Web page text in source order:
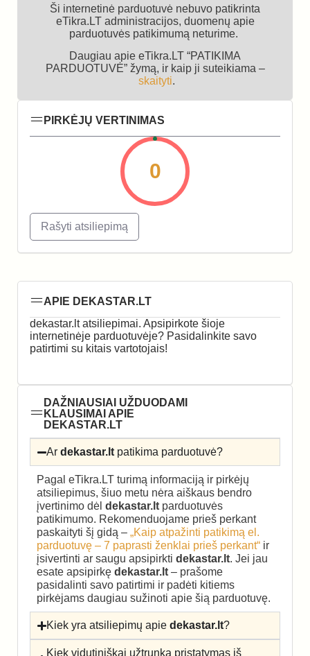
Ši internetinė parduotuvė nebuvo patikrinta
eTikra.LT administracijos, duomenų apie
parduotuvės patikimumą neturime.
Daugiau apie eTikra.LT “PATIKIMA
PARDUOTUVĖ” žymą, ir kaip ji suteikiama –
skaityti.
PIRKĖJŲ VERTINIMAS
0
Rašyti atsiliepimą
APIE DEKASTAR.LT
dekastar.lt atsiliepimai. Apsipirkote šioje
internetinėje parduotuvėje? Pasidalinkite savo
patirtimi su kitais vartotojais!
DAŽNIAUSIAI UŽDUODAMI
KLAUSIMAI APIE
DEKASTAR.LT
Ardekastar.lt patikima parduotuvė?
Pagal eTikra.LT turimą informaciją ir pirkėjų
atsiliepimus, šiuo metu nėra aiškaus bendro
įvertinimo dėl dekastar.lt parduotuvės
patikimumo. Rekomenduojame prieš perkant
paskaityti šį gidą – „Kaip atpažinti patikimą el.
parduotuvę – 7 paprasti ženklai prieš perkant“ ir
įsivertinti ar saugu apsipirkti dekastar.lt. Jei jau
esate apsipirkę dekastar.lt – prašome
pasidalinti savo patirtimi ir padėti kitiems
pirkėjams daugiau sužinoti apie šią parduotuvę.
Kiek yra atsiliepimų apiedekastar.lt?
Kiek vidutiniškai užtrunka pristatymas iš